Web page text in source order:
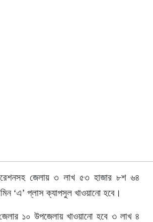
জেলায় ৩ লাখ ৫৩ হাজার ৮শ ৬৪
‘এ’ প্লাস ক্যাপসুল খাওয়ানো হবে।
১০ উপজেলায় খাওয়ানো হবে ৩ লাখ ৪